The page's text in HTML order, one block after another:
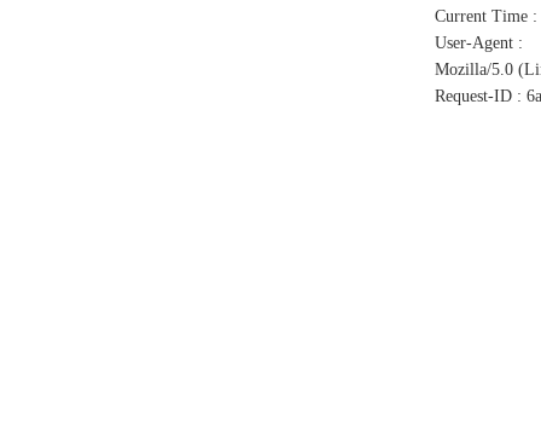
Current Time :
User-Agent :
Mozilla/5.0
Request-ID :